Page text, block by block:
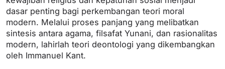
dasar penting bagi perkembangan teori moral
modern. Melalui proses panjang yang melibatkan
sintesis antara agama, filsafat Yunani, dan rasionalitas
modern, lahirlah teori deontologi yang dikembangkan
oleh Immanuel Kant.